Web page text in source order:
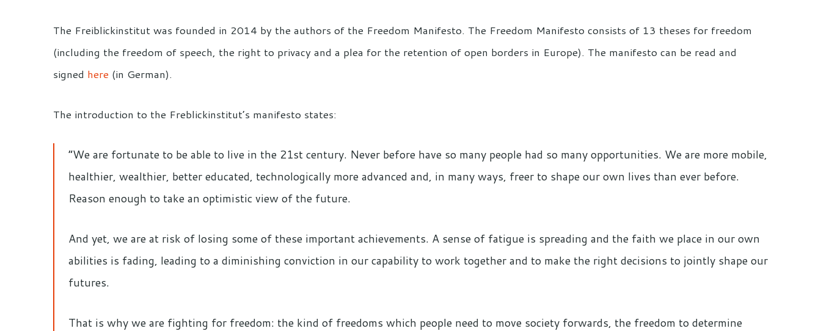
The Freiblickinstitut was founded in 2014 by the authors of the Freedom Manifesto. The Freedom Manifesto consists of 13 theses for freedom
(including the freedom of speech, the right to privacy and a plea for the retention of open borders in Europe). The manifesto can be read and
signed here (in German).
The introduction to the Freblickinstitut’s manifesto states:
“We are fortunate to be able to live in the 21st century. Never before have so many people had so many opportunities. We are more mobile,
healthier, wealthier, better educated, technologically more advanced and, in many ways, freer to shape our own lives than ever before.
Reason enough to take an optimistic view of the future.
And yet, we are at risk of losing some of these important achievements. A sense of fatigue is spreading and the faith we place in our own
abilities is fading, leading to a diminishing conviction in our capability to work together and to make the right decisions to jointly shape our
futures.
That is why we are fighting for freedom: the kind of freedoms which people need to move society forwards, the freedom to determine